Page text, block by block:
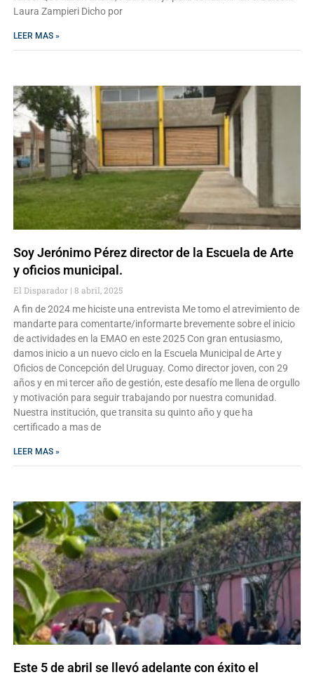
Laura Zampieri Dicho por
LEER MAS »
Soy Jerónimo Pérez director de la Escuela de Arte
y oficios municipal.
El Disparador 8 abril, 2025
A fin de 2024 me hiciste una entrevista Me tomo el atrevimiento de
mandarte para comentarte/informarte brevemente sobre el inicio
de actividades en la EMAO en este 2025 Con gran entusiasmo,
damos inicio a un nuevo ciclo en la Escuela Municipal de Arte y
Oficios de Concepción del Uruguay. Como director joven, con 29
años y en mi tercer año de gestión, este desafío me llena de orgullo
y motivación para seguir trabajando por nuestra comunidad.
Nuestra institución, que transita su quinto año y que ha
certificado a mas de
LEER MAS »
Este 5 de abril se llevó adelante con éxito el